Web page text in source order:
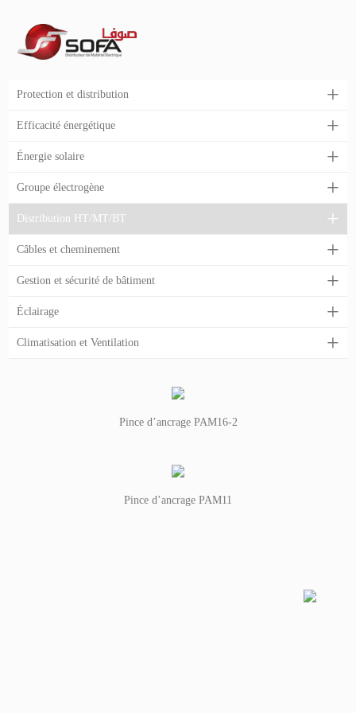
Protection et distribution
Efficacité énergétique
Énergie solaire
Groupe électrogène
Distribution HT/MT/BT
Câbles et cheminement
Gestion et sécurité de bâtiment
Éclairage
Climatisation et Ventilation
Pince d’ancrage PAM16-2
Pince d’ancrage PAM11